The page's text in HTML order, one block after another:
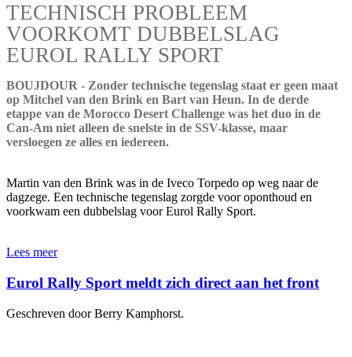
TECHNISCH PROBLEEM
VOORKOMT DUBBELSLAG
EUROL RALLY SPORT
BOUJDOUR - Zonder technische tegenslag staat er geen maat
op Mitchel van den Brink en Bart van Heun. In de derde
etappe van de Morocco Desert Challenge was het duo in de
Can-Am niet alleen de snelste in de SSV-klasse, maar
versloegen ze alles en iedereen.
Martin van den Brink was in de Iveco Torpedo op weg naar de
dagzege. Een technische tegenslag zorgde voor oponthoud en
voorkwam een dubbelslag voor Eurol Rally Sport.
Lees meer
Eurol Rally Sport meldt zich direct aan het front
Geschreven door Berry Kamphorst.